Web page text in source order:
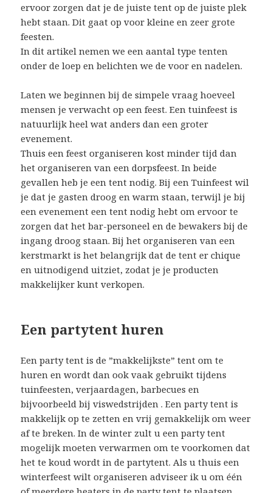
ervoor zorgen dat je de juiste tent op de juiste plek
hebt staan. Dit gaat op voor kleine en zeer grote
feesten.
In dit artikel nemen we een aantal type tenten
onder de loep en belichten we de voor en nadelen.
Laten we beginnen bij de simpele vraag hoeveel
mensen je verwacht op een feest. Een tuinfeest is
natuurlijk heel wat anders dan een groter
evenement.
Thuis een feest organiseren kost minder tijd dan
het organiseren van een dorpsfeest. In beide
gevallen heb je een tent nodig. Bij een Tuinfeest wil
je dat je gasten droog en warm staan, terwijl je bij
een evenement een tent nodig hebt om ervoor te
zorgen dat het bar-personeel en de bewakers bij de
ingang droog staan. Bij het organiseren van een
kerstmarkt is het belangrijk dat de tent er chique
en uitnodigend uitziet, zodat je je producten
makkelijker kunt verkopen.
Een partytent huren
Een party tent is de ”makkelijkste” tent om te
huren en wordt dan ook vaak gebruikt tijdens
tuinfeesten, verjaardagen, barbecues en
bijvoorbeeld bij viswedstrijden . Een party tent is
makkelijk op te zetten en vrij gemakkelijk om weer
af te breken. In de winter zult u een party tent
mogelijk moeten verwarmen om te voorkomen dat
het te koud wordt in de partytent. Als u thuis een
winterfeest wilt organiseren adviseer ik u om één